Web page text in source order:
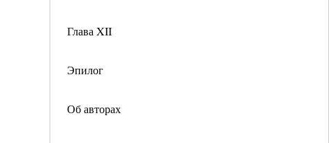
Глава XII
Эпилог
Об авторах